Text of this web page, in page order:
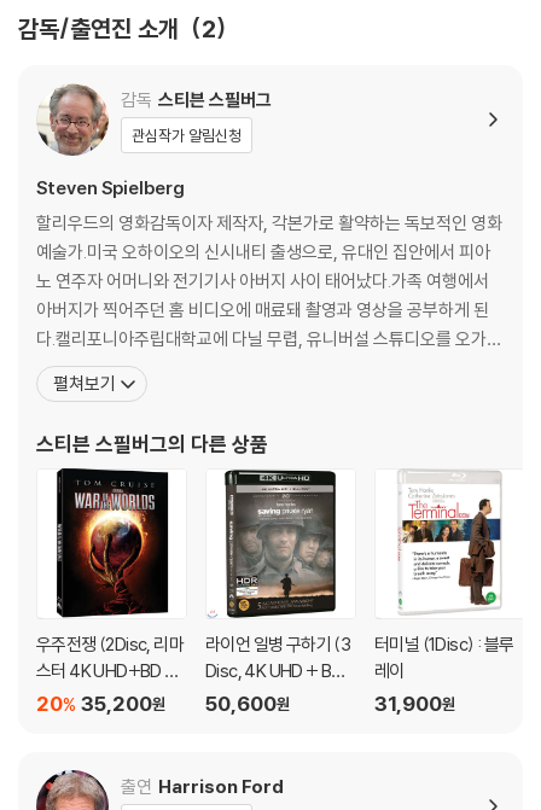
에 의한 교환/반품은 불가합니다.
인을 위해 개봉 시의 동영상을 요청할 수 있으며, 동영상이 없는 경우 교
환/반품이 제한될 수 있습니다.
※ 디스크 재생 불량
1) 기기 문제로 인해 발생하는 재생 불량 현상에 대해서는 반품/교환이 불
가하니 최신 소프트웨어로 업데이트된 DVD/BD 전용 기기에서 재생하실
것을 권유해 드립니다.
2) 정전기와 먼지로 인해 재생이 원활하지 않은 경우가 있습니다. 디스크
를 마른 천으로 닦으시거나, DVD 클리너 등 전용 제품을 이용하면 대부분
3) 일부 PC 연결형 ODD의 경우 호환 상의 문제로 정상적인 디스크도 재
며, ODD 사용으로 인한 재생 불량의 경우 교환 시에도 동일한 오류가 발
생할 수 있음을 알려드립니다.
※ 디스크 외관 불량
디스크에 미세한 잔 흠집이 남아있거나 인쇄 면이 깨끗하지 않은 경우가
있으며, 상품의 불량이 아닙니다. 단, 재생에 이상이 있는 경우에는 불량으
로 인한 반품/교환이 가능합니다.
※ 교환/반품 안내
1) 불량으로 인한 교환/반품 요청 시에는 불량 확인을 위해 개봉 시의 동영
관련 사진과 동영상 및 재생 기기 모델명을 첨부하여 첨부하여 고객센터에
감독/출연진 소개 2
감독 스티븐 스필버그
관심작가 알림신청
Steven Spielberg
할리우드의 영화감독이자 제작자, 각본가로 활약하는 독보적인 영화
예술가.미국 오하이오의 신시내티 출생으로, 유대인 집안에서 피아
노 연주자 어머니와 전기기사 아버지 사이 태어났다.가족 여행에서
아버지가 찍어주던 홈 비디오에 매료돼 촬영과 영상을 공부하게 된
다.캘리포니아주립대학교에 다닐 무렵, 유니버설 스튜디오를 오가며
감독, 편집 기사, 음향 담당자 등을 만난다.그가 찍은 35밀리 단편영
화 <앰블린>이 유니버설 제작부 사장 시드 샤인버그의 눈에 들어 19
ABC 주말의 영화로 방영되었던 <대결>이 유럽에서 극장 개봉한다
펼쳐보기
스티븐 스필버그의 다른 상품
우주전쟁 (2Disc, 리마
스터 4K UHD+BD 슬
립케이스 한정판) : 블
35,200원
20%
라이언 일병 구하기 (3
Disc, 4K UHD + BD
+ Bonus BD) : 블루레
50,600원
터미널 (1Disc) : 블루
레이
31,900원
출연 Harrison Ford